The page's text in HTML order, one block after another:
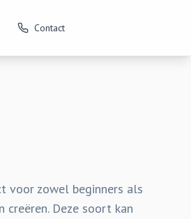
Contact
voor zowel beginners als
Deze soort kan